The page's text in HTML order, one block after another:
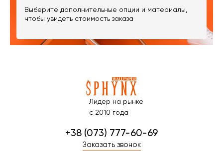
Выберите дополнительные опции и материалы,
чтобы увидеть стоимость заказа
Лидер на рынке
с 2010 года
+38 (073) 777-60-69
Заказать звонок